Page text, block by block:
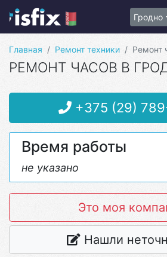
Гродно
Главная Ремонт техники Ремонт
РЕМОНТ ЧАСОВ В
+375 (29)
Время работы
не указано
Это моя
Нашли